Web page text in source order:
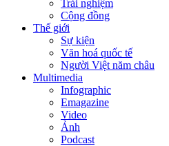
Trải nghiệm
Cộng đồng
Thế giới
Sự kiện
Văn hoá quốc tế
Người Việt năm châu
Multimedia
Infographic
Emagazine
Video
Ảnh
Podcast